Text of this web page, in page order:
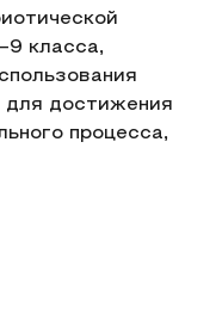
класса,
для достижения
процесса,